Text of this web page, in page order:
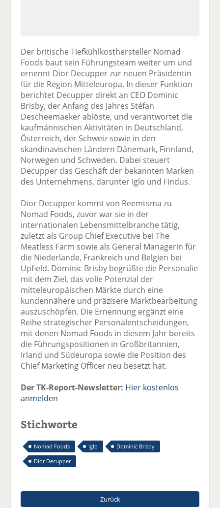
Der britische Tiefkühlkosthersteller Nomad
Foods baut sein Führungsteam weiter um und
ernennt Dior Decupper zur neuen Präsidentin
für die Region Mitteleuropa. In dieser Funktion
berichtet Decupper direkt an CEO Dominic
Brisby, der Anfang des Jahres Stéfan
Descheemaeker ablöste, und verantwortet die
kaufmännischen Aktivitäten in Deutschland,
Österreich, der Schweiz sowie in den
skandinavischen Ländern Dänemark, Finnland,
Norwegen und Schweden. Dabei steuert
Decupper das Geschäft der bekannten Marken
des Unternehmens, darunter Iglo und Findus.
Dior Decupper kommt von Reemtsma zu
Nomad Foods, zuvor war sie in der
internationalen Lebensmittelbranche tätig,
zuletzt als Group Chief Executive bei The
Meatless Farm sowie als General Managerin für
die Niederlande, Frankreich und Belgien bei
Upfield. Dominic Brisby begrüßte die Personalie
mit dem Ziel, das volle Potenzial der
mitteleuropäischen Märkte durch eine
kundennähere und präzisere Marktbearbeitung
auszuschöpfen. Die Ernennung ergänzt eine
Reihe strategischer Personalentscheidungen,
mit denen Nomad Foods in diesem Jahr bereits
die Führungspositionen in Großbritannien,
Irland und Südeuropa sowie die Position des
Chief Marketing Officer neu besetzt hat.
Der TK-Report-Newsletter: Hier kostenlos
anmelden
Stichworte
Nomad Foods Iglo
Dominic Brisby
Dior Decupper
Zurück